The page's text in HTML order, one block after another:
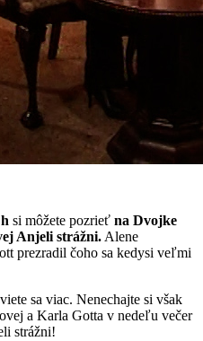
si môžete pozrieť na Dvojke
Anjeli strážni.Alene
prezradil čoho sa kedysi veľmi
sa viac. Nenechajte si však
a Karla Gotta v nedeľu večer
strážni!